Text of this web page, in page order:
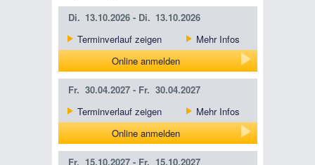
Di. 13.10.2026 - Di. 13.10.2026
Terminverlauf zeigen
Mehr Infos
Online anmelden
Fr. 30.04.2027 - Fr. 30.04.2027
Terminverlauf zeigen
Mehr Infos
Online anmelden
Fr. 15.10.2027 - Fr. 15.10.2027